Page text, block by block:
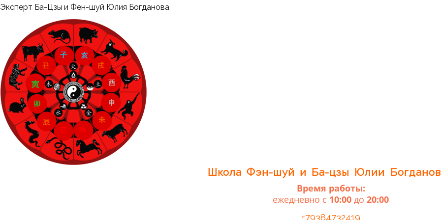
Перейти
содержимому
Эксперт Ба-Цзы и Фен-шуй Юлия Богданова
Школа Фэн-шуй и Ба-цзы Юлии
Время работы:
ежедневно с 10:00 до 20:00
+79384732419
Меню